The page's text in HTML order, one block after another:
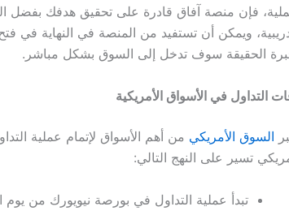
فإن منصة آفاق قادرة على تحقيق هدفك بفضل
ويمكن أن تستفيد من المنصة في النهاية
الحقيقة سوف تدخل إلى السوق بشكل مباشر.
التداول في الأسواق الأمريكية
السوق الأمريكي من أهم الأسواق لإتمام عملية
تسير على النهج التالي: